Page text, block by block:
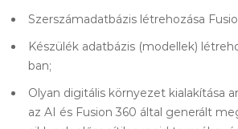
Szerszámadatbázis létrehozása
Készülék adatbázis (modellek)
ban;
Olyan digitális környezet kialakítása
az AI és Fusion 360 által generált